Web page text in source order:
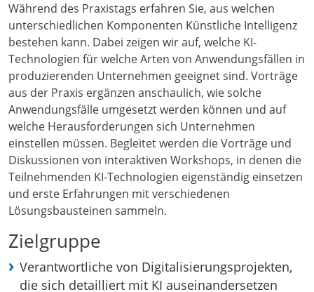
Während des Praxistags erfahren Sie, aus welchen
unterschiedlichen Komponenten Künstliche Intelligenz
bestehen kann. Dabei zeigen wir auf, welche KI-
Technologien für welche Arten von Anwendungsfällen in
produzierenden Unternehmen geeignet sind. Vorträge
aus der Praxis ergänzen anschaulich, wie solche
Anwendungsfälle umgesetzt werden können und auf
welche Herausforderungen sich Unternehmen
einstellen müssen. Begleitet werden die Vorträge und
Diskussionen von interaktiven Workshops, in denen die
Teilnehmenden KI-Technologien eigenständig einsetzen
und erste Erfahrungen mit verschiedenen
Lösungsbausteinen sammeln.
Zielgruppe
Verantwortliche von Digitalisierungsprojekten,
die sich detailliert mit KI auseinandersetzen